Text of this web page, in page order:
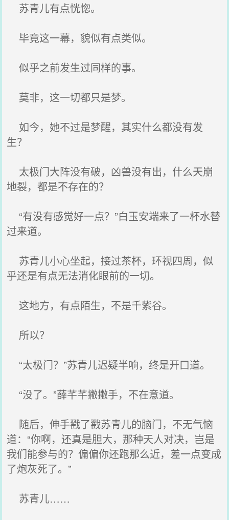
苏青儿有点恍惚。
毕竟这一幕，貌似有点类似。
似乎之前发生过同样的事。
莫非，这一切都只是梦。
如今，她不过是梦醒，其实什么都没有发
生？
太极门大阵没有破，凶兽没有出，什么天崩
地裂，都是不存在的？
“有没有感觉好一点？”白玉安端来了一杯水替
过来道。
苏青儿小心坐起，接过茶杯，环视四周，似
乎还是有点无法消化眼前的一切。
这地方，有点陌生，不是千紫谷。
所以？
“太极门？”苏青儿迟疑半响，终是开口道。
“没了。”薛芊芊撇撇手，不在意道。
随后，伸手戳了戳苏青儿的脑门，不无气恼
道：“你啊，还真是胆大，那种天人对决，岂是
我们能参与的？偏偏你还跑那么近，差一点变成
了炮灰死了。”
苏青儿……